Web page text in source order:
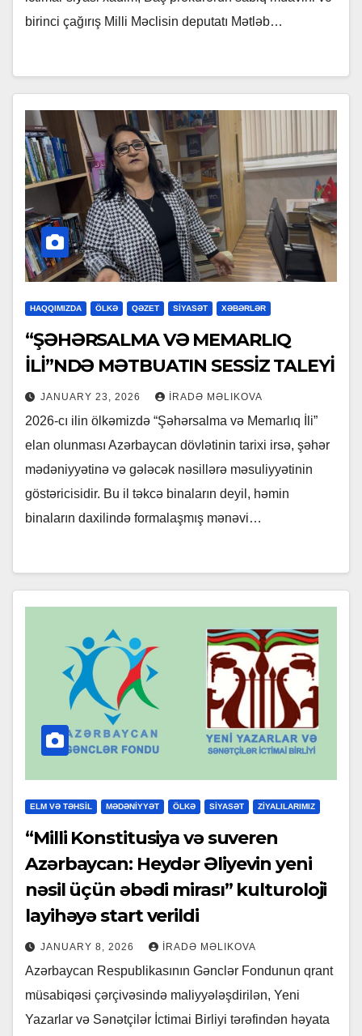
birinci çağırış Milli Məclisin deputatı Mətləb…
HAQQIMIZDA ÖLKƏ QƏZET SİYASƏT XƏBƏRLƏR
“ŞƏHƏRSALMA VƏ MEMARLIQ
İLİ”NDƏ MƏTBUATIN SESSİZ TALEYİ
JANUARY 23, 2026 İRADƏ MƏLIKOVA
2026-cı ilin ölkəmizdə “Şəhərsalma və Memarlıq İli”
elan olunması Azərbaycan dövlətinin tarixi irsə, şəhər
mədəniyyətinə və gələcək nəsillərə məsuliyyətinin
göstəricisidir. Bu il təkcə binaların deyil, həmin
binaların daxilində formalaşmış mənəvi…
ELM VƏ TƏHSİL MƏDƏNİYYƏT ÖLKƏ SİYASƏT ZİYALILARIMIZ
“Milli Konstitusiya və suveren
Azərbaycan: Heydər Əliyevin yeni
nəsil üçün əbədi mirası” kulturoloji
layihəyə start verildi
JANUARY 8, 2026 İRADƏ MƏLIKOVA
Azərbaycan Respublikasının Gənclər Fondunun qrant
müsabiqəsi çərçivəsində maliyyələşdirilən, Yeni
Yazarlar və Sənətçilər İctimai Birliyi tərəfindən həyata